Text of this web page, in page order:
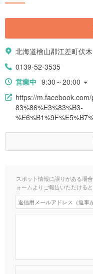
北海道檜山郡江差町伏
0139-52-3535
営業中 9:30～20:00
https://
83%86%E3%83%B3-
スポット情報に誤りがある場
ォームよりご報告いただけると